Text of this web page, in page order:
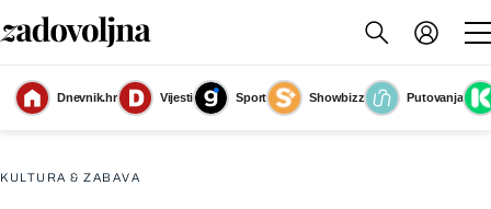
Dnevnik.hr Vijesti Sport Showbizz Putovanja
Priče o neustrašivim hrvatskim ženama autorice Tatjane Barat(Foto: Sonja
Kovač)
KULTURA & ZABAVA